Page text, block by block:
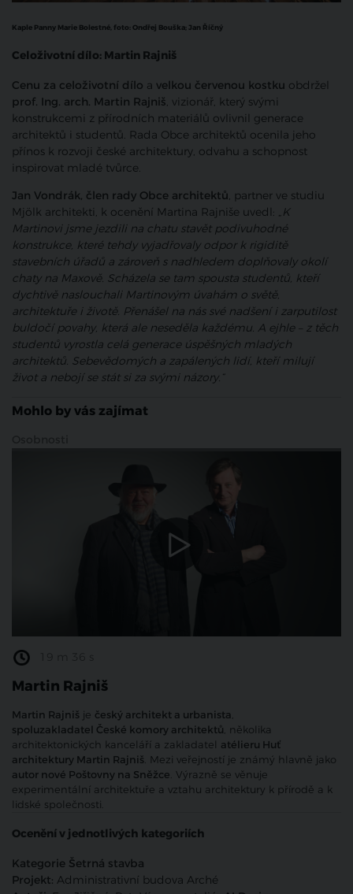
Kaple Panny Marie Bolestné, foto:Ondřej Bouška; Jan Říčný
Celoživotní dílo: Martin Rajniš
Cenu za celoživotní dílo a velkou červenou kostku obdržel
prof. Ing. arch. Martin Rajniš, vizionář, který svými
konstrukcemi z přírodních materiálů ovlivnil generace
architektů i studentů. Rada Obce architektů ocenila jeho
přínos k rozvoji české architektury, odvahu a schopnost
inspirovat mladé tvůrce.
Jan Vondrák, člen rady Obce architektů, partner ve studiu
Mjölk architekti, k ocenění Martina Rajniše uvedl: „K
Martinovi jsme jezdili na chatu stavět podivuhodné
konstrukce, které tehdy vyjadřovaly odpor k rigiditě
stavebních úřadů a zároveň s nadhledem doplňovaly okolí
chaty na Maxově. Scházela se tam spousta studentů, kteří
dychtivě naslouchali Martinovým úvahám o světě,
architektuře i životě. Přenášel na nás své nadšení i zarputilost
buldočí povahy, která ale neseděla každému. A ejhle – z těch
studentů vyrostla celá generace úspěšných mladých
architektů. Sebevědomých a zapálených lidí, kteří milují
život a nebojí se stát si za svými názory.“
Mohlo by vás zajímat
Martin Rajniš
Martin Rajniš je český architekt a urbanista,
spoluzakladatel České komory architektů, několika
architektonických kanceláří a zakladatel atélieru Huť
architektury Martin Rajniš. Mezi veřejností je známý hlavně jako
autor nové Poštovny na Sněžce. Výrazně se věnuje
experimentální architektuře a vztahu architektury k přírodě a k
lidské společnosti.
Ocenění v jednotlivých kategoriích
Kategorie Šetrná stavba
Projekt: Administrativní budova Arché